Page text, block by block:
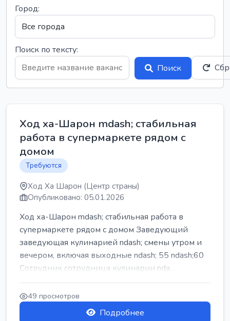
Город:
Поиск по тексту:
Поиск
Ход ха-Шарон mdash; стабильная
работа в супермаркете рядом с
домом
Требуются
Ход Ха Шарон (Центр страны)
Опубликовано: 05.01.2026
Ход ха-Шарон mdash; стабильная работа в
супермаркете рядом с домом Заведующий
заведующая кулинарией ndash; смены утром и
вечером, включая выходные ndash; 55 ndash;60
Сотрудник сотрудница кулинарии nda...
49 просмотров
Подробнее